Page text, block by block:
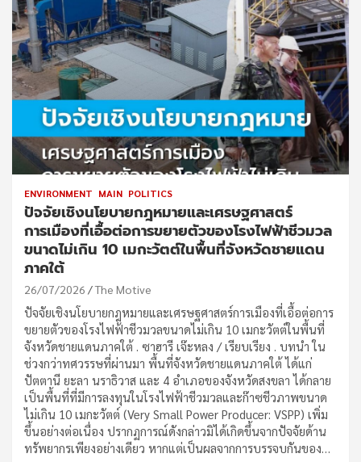
ENVIRONMENT MAIN POLITICS
ปัจจัยเชิงนโยบายกฎหมายและเศรษฐศาสตร์
การเมืองที่เอื้อต่อการขยายตัวของโรงไฟฟ้าชีวมวล
ขนาดไม่เกิน 10 เมกะวัตต์ในพื้นที่จังหวัดชายแดน
ภาคใต้
26/07/2026 The Motive
ปัจจัยเชิงนโยบายกฎหมายและเศรษฐศาสตร์การเมืองที่เอื้อต่อการ
ขยายตัวของโรงไฟฟ้าชีวมวลขนาดไม่เกิน 10 เมกะวัตต์ในพื้นที่
จังหวัดชายแดนภาคใต้ . ซาฮารี เจ๊ะหลง / เรียบเรียง . บทนำ ใน
ช่วงกว่าทศวรรษที่ผ่านมา พื้นที่จังหวัดชายแดนภาคใต้ ได้แก่
ปัตตานี ยะลา นราธิวาส และ 4 อำเภอของจังหวัดสงขลา ได้กลาย
เป็นพื้นที่ที่มีการลงทุนในโรงไฟฟ้าชีวมวลและก๊าซชีวภาพขนาด
ไม่เกิน 10 เมกะวัตต์ (Very Small Power Producer: VSPP) เพิ่ม
ขึ้นอย่างต่อเนื่อง ปรากฏการณ์ดังกล่าวมิได้เกิดขึ้นจากปัจจัยด้าน
ทรัพยากรเพียงอย่างเดียว หากแต่เป็นผลจากการบรรจบกันของ…